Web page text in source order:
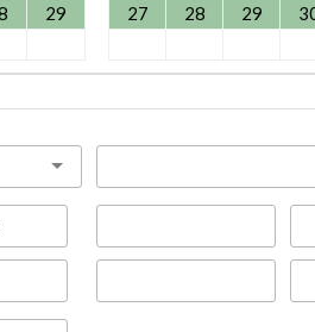
29
27
28 29